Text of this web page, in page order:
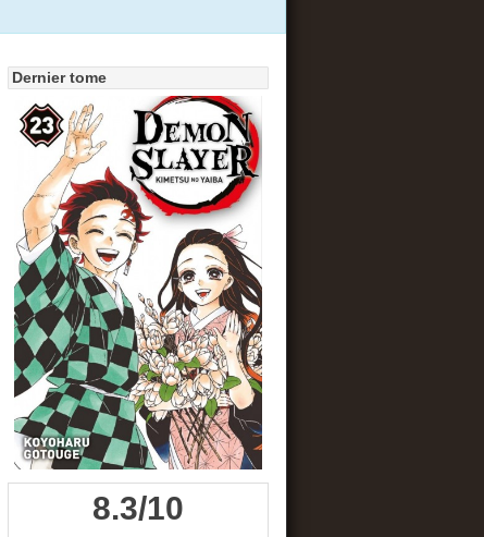
Dernier tome
8.3/10